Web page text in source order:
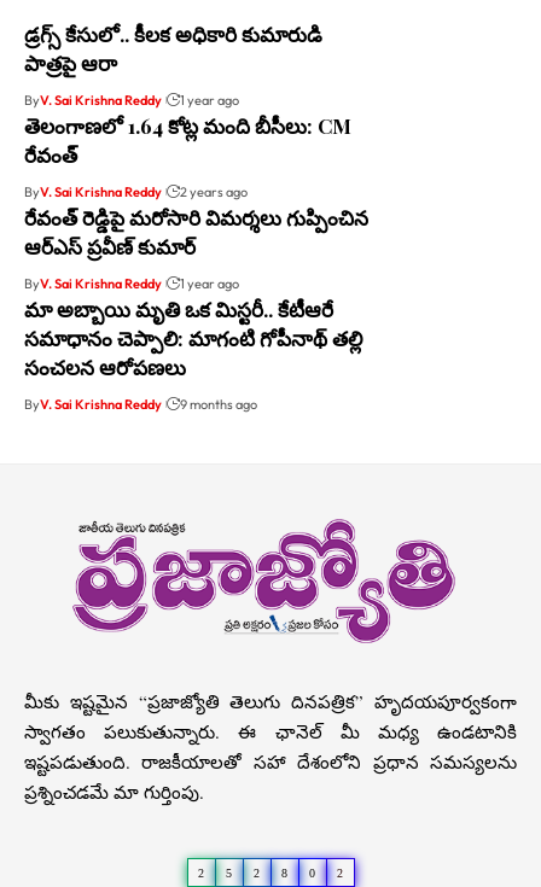
డ్రగ్స్ కేసులో.. కీలక అధికారి కుమారుడి
పాత్రపై ఆరా
ByV. Sai Krishna Reddy 1 year ago
తెలంగాణలో 1.64 కోట్ల మంది బీసీలు: CM
రేవంత్
ByV. Sai Krishna Reddy 2 years ago
రేవంత్ రెడ్డిపై మరోసారి విమర్శలు గుప్పించిన
ఆర్ఎస్ ప్రవీణ్ కుమార్
ByV. Sai Krishna Reddy 1 year ago
మా అబ్బాయి మృతి ఒక మిస్టరీ.. కేటీఆరే
సమాధానం చెప్పాలి: మాగంటి గోపీనాథ్ తల్లి
సంచలన ఆరోపణలు
ByV. Sai Krishna Reddy 9 months ago
మీకు ఇష్టమైన “ప్రజాజ్యోతి తెలుగు దినపత్రిక” హృదయపూర్వకంగా
స్వాగతం పలుకుతున్నారు. ఈ ఛానెల్ మీ మధ్య ఉండటానికి
ఇష్టపడుతుంది. రాజకీయాలతో సహా దేశంలోని ప్రధాన సమస్యలను
ప్రశ్నించడమే మా గుర్తింపు.
2 5 2 8 0 2